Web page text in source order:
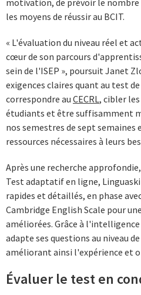
motivation, de prévoir le
les moyens de réussir au BCIT.
« L'évaluation du niveau réel et
cœur de son parcours
sein de l'ISEP », poursuit Janet
exigences claires quant au test
correspondre au CECRL, cibler
étudiants et être suffisamment
nos semestres de sept semaines
ressources nécessaires à leurs
Après une recherche
Test adaptatif en ligne,
rapides et détaillés, en phase
Cambridge English Scale pour
améliorées. Grâce à
adapte ses questions au niveau
améliorant ainsi l'expérience et
Évaluer le test en